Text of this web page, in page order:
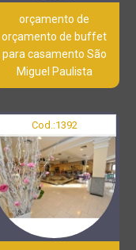
orçamento de
orçamento de buffet
para casamento São
Miguel Paulista
Cod.:1392